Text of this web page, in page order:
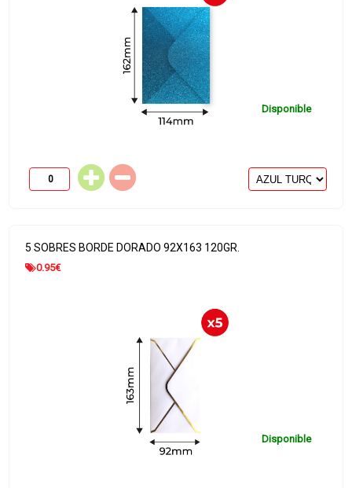
Disponible
5 SOBRES BORDE DORADO 92X163 120GR.
0.95€
Disponible